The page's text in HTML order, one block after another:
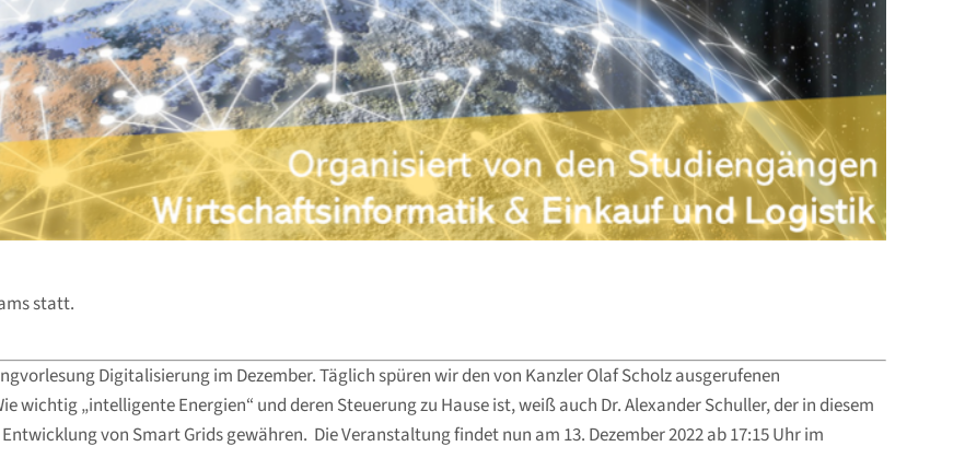
statt.
Digitalisierung im Dezember. Täglich spüren wir den von Kanzler Olaf Scholz ausgerufenen
wichtig „intelligente Energien“ und deren Steuerung zu Hause ist, weiß auch Dr. Alexander Schuller, der in diesem
von Smart Grids gewähren. Die Veranstaltung findet nun am 13. Dezember 2022 ab 17:15 Uhr im